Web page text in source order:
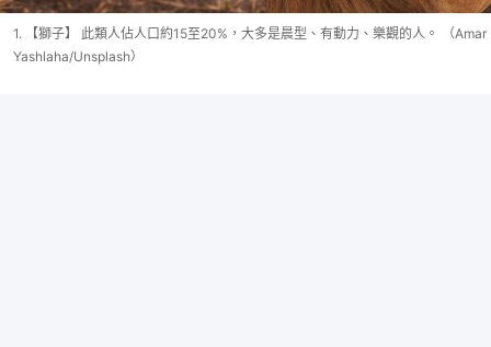
1. 【獅子】 此類人佔人口約15至20%，大多是晨型、有動力、樂觀的人。 （Amar
Yashlaha/Unsplash）